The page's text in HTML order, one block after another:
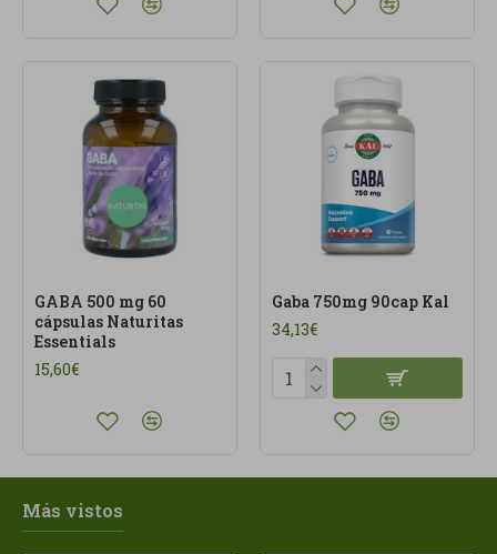
GABA 500 mg 60
cápsulas Naturitas
Essentials
15,60€
Gaba 750mg 90cap Kal
34,13€
Más vistos